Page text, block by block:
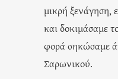
μικρή ξενάγηση,
και δοκιμάσαμε
φορά σηκώσαμε
Σαρωνικού.